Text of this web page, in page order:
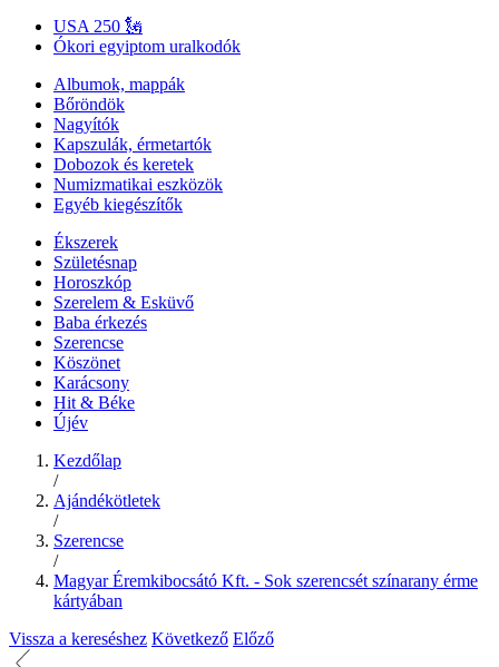
USA 250 🗽
Ókori egyiptom uralkodók
Albumok, mappák
Bőröndök
Nagyítók
Kapszulák, érmetartók
Dobozok és keretek
Numizmatikai eszközök
Egyéb kiegészítők
Ékszerek
Születésnap
Horoszkóp
Szerelem & Esküvő
Baba érkezés
Szerencse
Köszönet
Karácsony
Hit & Béke
Újév
Kezdőlap
/
Ajándékötletek
/
Szerencse
/
Magyar Éremkibocsátó Kft. - Sok szerencsét színarany érme
kártyában
Vissza a kereséshez Következő Előző